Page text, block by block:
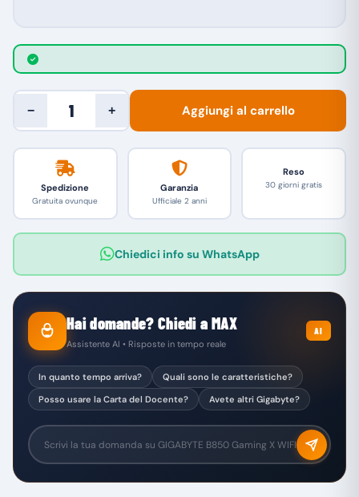
− + Aggiungi al carrello
Spedizione
Gratuita ovunque
Garanzia
Ufficiale 2 anni
Reso
30 giorni gratis
Chiedici info su WhatsApp
Hai domande? Chiedi a MAX
Assistente AI • Risposte in tempo reale
AI
In quanto tempo arriva?
Quali sono le caratteristiche?
Posso usare la Carta del Docente?
Avete altri Gigabyte?